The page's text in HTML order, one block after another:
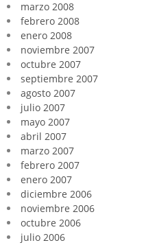
marzo 2008
febrero 2008
enero 2008
noviembre 2007
octubre 2007
septiembre 2007
agosto 2007
julio 2007
mayo 2007
abril 2007
marzo 2007
febrero 2007
enero 2007
diciembre 2006
noviembre 2006
octubre 2006
julio 2006